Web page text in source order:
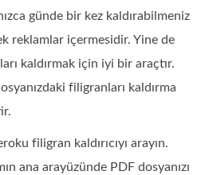
günde bir kez kaldırabilmeniz
reklamlar içermesidir. Yine de
kaldırmak için iyi bir araçtır.
filigranları kaldırma
filigran kaldırıcıyı arayın.
ana arayüzünde PDF dosyanızı